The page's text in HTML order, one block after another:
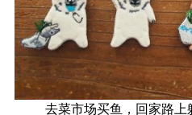
去菜市场买鱼，回家路上